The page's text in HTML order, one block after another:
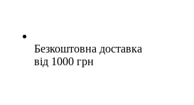
Безкоштовна доставка
від 1000 грн